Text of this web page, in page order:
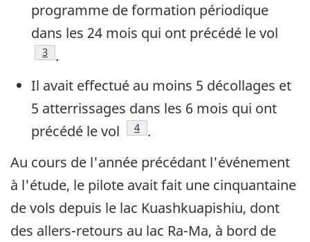
programme de formation périodique
dans les 24 mois qui ont précédé le vol
Note de bas de page
3 .
Il avait effectué au moins 5 décollages et
5 atterrissages dans les 6 mois qui ont
précédé le vol
Note de bas de page
4 .
Au cours de l'année précédant l'événement
à l'étude, le pilote avait fait une cinquantaine
de vols depuis le lac Kuashkuapishiu, dont
des allers-retours au lac Ra-Ma, à bord de